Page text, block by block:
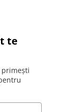
te
primești